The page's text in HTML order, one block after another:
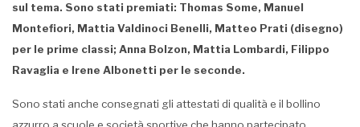
sul tema. Sono stati premiati: Thomas Some, Manuel
Montefiori, Mattia Valdinoci Benelli, Matteo Prati (disegno)
per le prime classi; Anna Bolzon, Mattia Lombardi, Filippo
Ravaglia e Irene Albonetti per le seconde.
Sono stati anche consegnati gli attestati di qualità e il bollino